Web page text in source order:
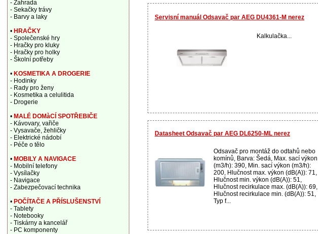
Servisní manuál Odsavač par AEG DU4361-M nerez
Kalkulačka...
Datasheet Odsavač par AEG DL6250-ML nerez
Odsavač pro montáž do odtahů nebo
komínů, Barva: Šedá, Max. sací výkon
(m3/h): 390, Min. sací výkon (m3/h):
200, Hlučnost max. výkon (dB(A)): 71,
Hlučnost min. výkon (dB(A)): 51,
Hlučnost recirkulace max. (dB(A)): 69,
Hlučnost recirkulace min. (dB(A)): 51,
Typ f...
- Zahrada
- Sekačky trávy
- Barvy a laky
• HRAČKY
- Společenské hry
- Hračky pro kluky
- Hračky pro holky
- Školní potřeby
• KOSMETIKA A DROGERIE
- Hodinky
- Rady pro ženy
- Kosmetika a celulitida
- Drogerie
• MALÉ DOMàCÍ SPOTŘEBIČE
- Kávovary, vařiče
- Vysavače, žehličky
- Elektrické nádobí
- Péče o tělo
• MOBILY A NAVIGACE
- Mobilní telefony
- Vysílačky
- Navigace
- Zabezpečovací technika
• POČÍTAČE A PŘÍSLUŠENSTVÍ
- Tablety
- Notebooky
- Tiskárny a kancelář
- PC komponenty